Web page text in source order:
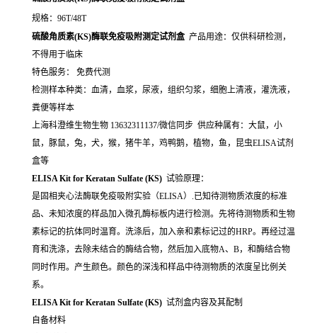
规格：96T/48T
硫酸角质素(KS)酶联免疫吸附测定试剂盒 产品用途：仅供科研检测，
不得用于临床
特色服务： 免费代测
检测样本种类：血清，血浆，尿液，组织匀浆，细胞上清液，灌洗液，
粪便等样本
上海科澄维生物生物 13632311137/微信同步 供应种属有：大鼠，小
鼠，豚鼠，兔，犬，猴，猪牛羊，鸡鸭鹅，植物，鱼，昆虫ELISA试剂
盒等
ELISA Kit for Keratan Sulfate (KS) 试验原理：
是固相夹心法酶联免疫吸附实验（ELISA）.已知待测物质浓度的标准
品、未知浓度的样品加入微孔酶标板内进行检测。先将待测物质和生物
素标记的抗体同时温育。洗涤后，加入亲和素标记过的HRP。再经过温
育和洗涤，去除未结合的酶结合物，然后加入底物A、B，和酶结合物
同时作用。产生颜色。颜色的深浅和样品中待测物质的浓度呈比例关
系。
ELISA Kit for Keratan Sulfate (KS) 试剂盒内容及其配制
自备材料